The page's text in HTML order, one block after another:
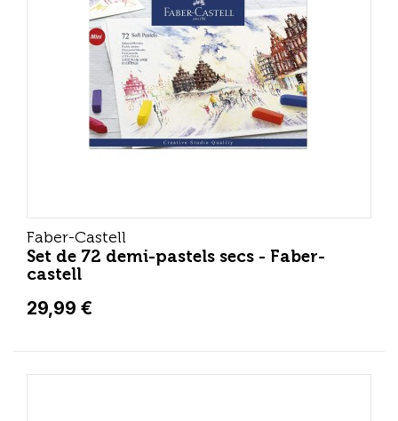
Faber-Castell
Set de 72 demi-pastels secs - Faber-
castell
29,99 €